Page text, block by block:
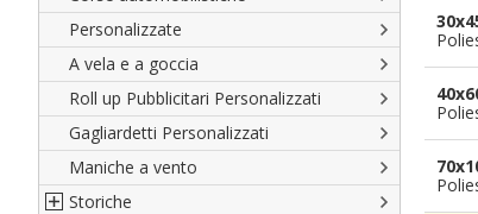
Oceania
Spagnole
Austriache
Tedesche
Regioni varie
Francia d'oltremare
Territori britannici d'oltremare
Varie Province del Mondo
Città francesi
Città del mondo
Codice internazionale nautico
Gran Pavese
Da spiaggia
Di cortesia
Personalizzate
A vela e a goccia
Roll up Pubblicitari Personalizzati
Gagliardetti Personalizzati
Maniche a vento
Storiche